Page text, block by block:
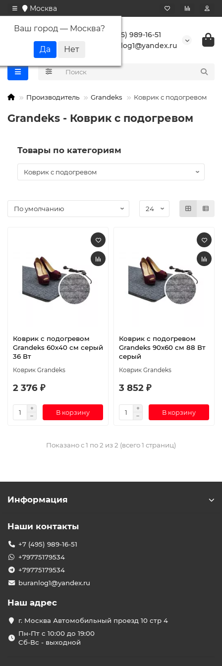
Москва
Ваш город — Москва?
+7 (495) 989-16-51
buranlog1@yandex.ru
Производитель Grandeks Коврик с подогревом
Grandeks - Коврик с подогревом
Товары по категориям
Коврик с подогревом
Grandeks 60х40 см серый
36 Вт
Коврик Grandeks
2 376 ₽
В корзину
Коврик с подогревом
Grandeks 90х60 см 88 Вт
серый
Коврик Grandeks
3 852 ₽
В корзину
Показано с 1 по 2 из 2 (всего 1 страниц)
Информация
Наши контакты
+7 (495) 989-16-51
+79775179534
+79775179534
buranlog1@yandex.ru
Наш адрес
г. Москва Автомобильный проезд 10 стр 4
Пн-Пт с 10:00 до 19:00
Сб-Вс - выходной